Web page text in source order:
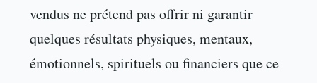
vendus ne prétend pas offrir ni garantir
quelques résultats physiques, mentaux,
émotionnels, spirituels ou financiers que ce